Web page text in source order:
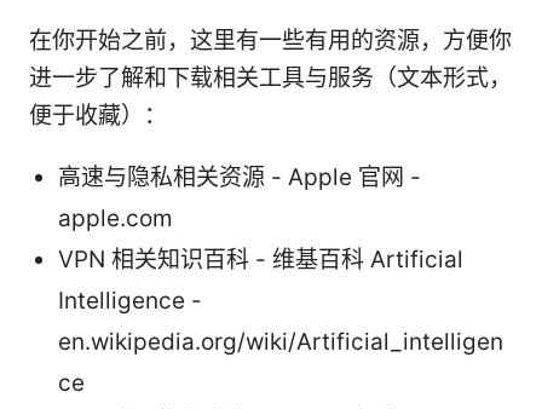
在你开始之前，这里有一些有用的资源，方便你
进一步了解和下载相关工具与服务（文本形式，
便于收藏）：
高速与隐私相关资源 - Apple 官网 -
apple.com
VPN 相关知识百科 - 维基百科 Artificial
Intelligence -
en.wikipedia.org/wiki/Artificial_intelligen
ce